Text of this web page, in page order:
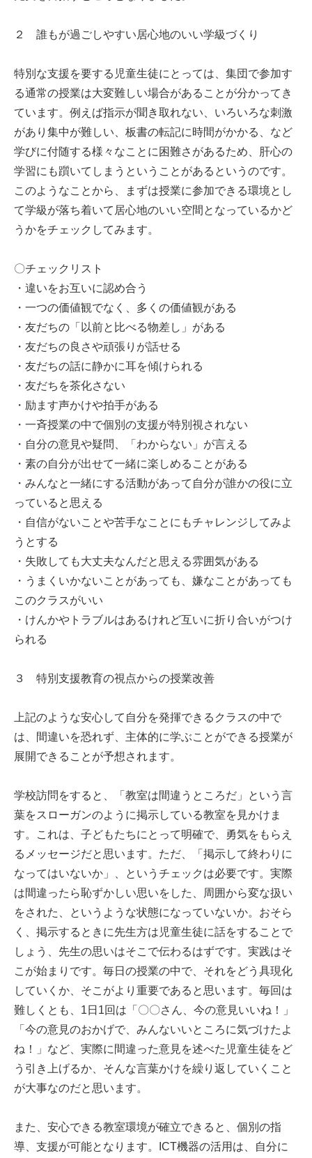
２ 誰もが過ごしやすい居心地のいい学級づくり
特別な支援を要する児童生徒にとっては、集団で参加す
る通常の授業は大変難しい場合があることが分かってき
ています。例えば指示が聞き取れない、いろいろな刺激
があり集中が難しい、板書の転記に時間がかかる、など
学びに付随する様々なことに困難さがあるため、肝心の
学習にも躓いてしまうということがあるというのです。
このようなことから、まずは授業に参加できる環境とし
て学級が落ち着いて居心地のいい空間となっているかど
うかをチェックしてみます。
〇チェックリスト
・違いをお互いに認め合う
・一つの価値観でなく、多くの価値観がある
・友だちの「以前と比べる物差し」がある
・友だちの良さや頑張りが話せる
・友だちの話に静かに耳を傾けられる
・友だちを茶化さない
・励ます声かけや拍手がある
・一斉授業の中で個別の支援が特別視されない
・自分の意見や疑問、「わからない」が言える
・素の自分が出せて一緒に楽しめることがある
・みんなと一緒にする活動があって自分が誰かの役に立
っていると思える
・自信がないことや苦手なことにもチャレンジしてみよ
うとする
・失敗しても大丈夫なんだと思える雰囲気がある
・うまくいかないことがあっても、嫌なことがあっても
このクラスがいい
・けんかやトラブルはあるけれど互いに折り合いがつけ
られる
３ 特別支援教育の視点からの授業改善
上記のような安心して自分を発揮できるクラスの中で
は、間違いを恐れず、主体的に学ぶことができる授業が
展開できることが予想されます。
学校訪問をすると、「教室は間違うところだ」という言
葉をスローガンのように掲示している教室を見かけま
す。これは、子どもたちにとって明確で、勇気をもらえ
るメッセージだと思います。ただ、「掲示して終わりに
なってはいないか」、というチェックは必要です。実際
は間違ったら恥ずかしい思いをした、周囲から変な扱い
をされた、というような状態になっていないか。おそら
く、掲示するときに先生方は児童生徒に話をすることで
しょう、先生の思いはそこで伝わるはずです。実践はそ
こが始まりです。毎日の授業の中で、それをどう具現化
していくか、そこがより重要であると思います。毎回は
難しくとも、1日1回は「〇〇さん、今の意見いいね！」
「今の意見のおかげで、みんないいところに気づけたよ
ね！」など、実際に間違った意見を述べた児童生徒をど
う引き上げるか、そんな言葉かけを繰り返していくこと
が大事なのだと思います。
また、安心できる教室環境が確立できると、個別の指
導、支援が可能となります。ICT機器の活用は、自分に